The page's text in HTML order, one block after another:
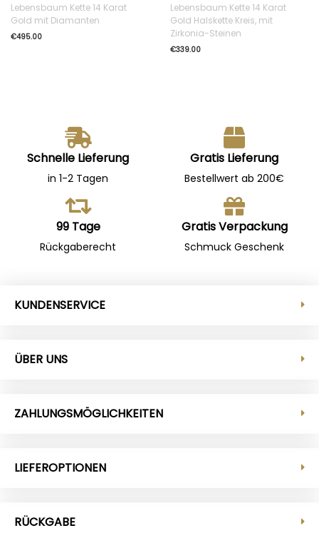
Lebensbaum Kette 14 Karat
Gold mit Diamanten
€495.00
Lebensbaum Kette 14 Karat
Gold Halskette Kreis, mit
Zirkonia-Steinen
€339.00
Schnelle Lieferung
in 1-2 Tagen
Gratis Lieferung
Bestellwert ab 200€
99 Tage
Rückgaberecht
Gratis Verpackung
Schmuck Geschenk
KUNDENSERVICE
ÜBER UNS
ZAHLUNGSMÖGLICHKEITEN
LIEFEROPTIONEN
RÜCKGABE